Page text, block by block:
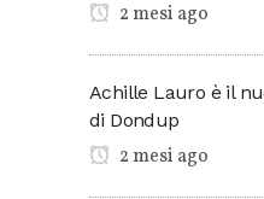
2 mesi ago
Achille Lauro è il
di Dondup
2 mesi ago